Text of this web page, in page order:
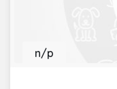
n/p